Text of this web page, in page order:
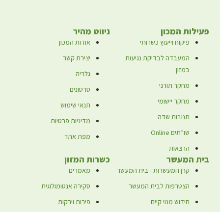
ניווט מהיר
אודות המכון
יצירת קשר
גלריה
סרטונים
תנאי שימוש
מדיניות פרטיות
מפת אתר
המכון
פיקוח וייעוץ כשרותי
המעבדה לבדיקת נגיעות
במזון
מחקר תורני
מחקר יישומי
תנובות שדה
שו״תים Online
הרצאות
כשרות המזון
מאמרים
סקירה אנטומולוגית
פירות וירקות
המעשר
קרן המעשרות - בית המעשר
הצטרפות לבית המעשר
חידוש מנוי קיים